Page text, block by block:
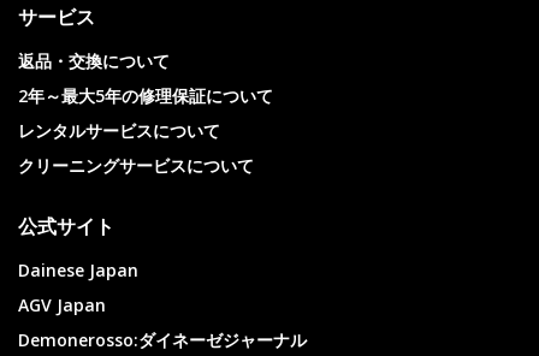
サービス
返品・交換について
2年～最大5年の修理保証について
レンタルサービスについて
クリーニングサービスについて
公式サイト
Dainese Japan
AGV Japan
Demonerosso:ダイネーゼジャーナル